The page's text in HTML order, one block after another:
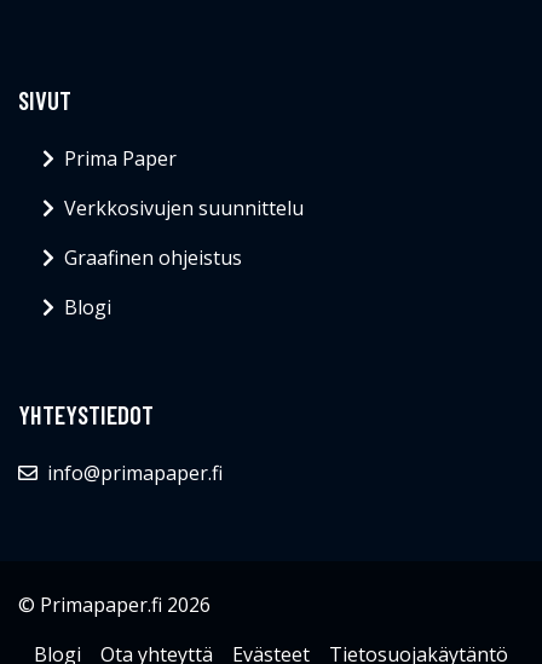
SIVUT
Prima Paper
Verkkosivujen suunnittelu
Graafinen ohjeistus
Blogi
YHTEYSTIEDOT
info@primapaper.fi
© Primapaper.fi 2026
Blogi
Ota yhteyttä Evästeet Tietosuojakäytäntö